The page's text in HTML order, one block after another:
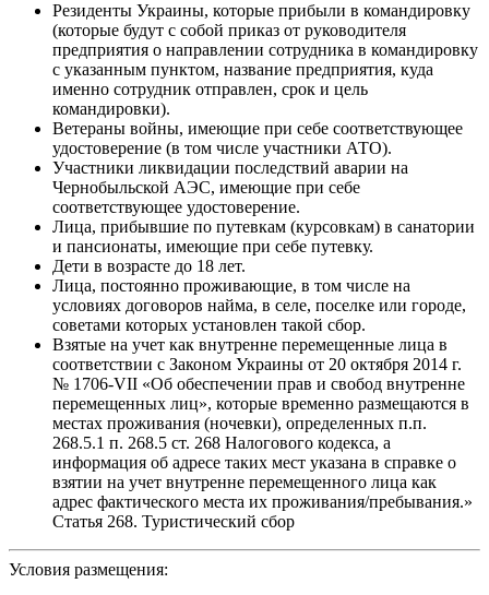
Резиденты Украины, которые прибыли в командировку
(которые будут с собой приказ от руководителя
предприятия о направлении сотрудника в командировку
с указанным пунктом, название предприятия, куда
именно сотрудник отправлен, срок и цель
командировки).
Ветераны войны, имеющие при себе соответствующее
удостоверение (в том числе участники АТО).
Участники ликвидации последствий аварии на
Чернобыльской АЭС, имеющие при себе
соответствующее удостоверение.
Лица, прибывшие по путевкам (курсовкам) в санатории
и пансионаты, имеющие при себе путевку.
Дети в возрасте до 18 лет.
Лица, постоянно проживающие, в том числе на
условиях договоров найма, в селе, поселке или городе,
советами которых установлен такой сбор.
Взятые на учет как внутренне перемещенные лица в
соответствии с Законом Украины от 20 октября 2014 г.
№ 1706-VII «Об обеспечении прав и свобод внутренне
перемещенных лиц», которые временно размещаются в
местах проживания (ночевки), определенных п.п.
268.5.1 п. 268.5 ст. 268 Налогового кодекса, а
информация об адресе таких мест указана в справке о
взятии на учет внутренне перемещенного лица как
адрес фактического места их проживания/пребывания.»
Статья 268. Туристический сбор
Условия размещения: